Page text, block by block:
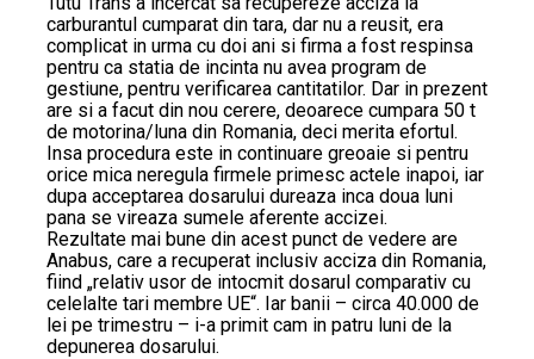
carburantul cumparat din tara, dar nu a reusit, era
complicat in urma cu doi ani si firma a fost respinsa
pentru ca statia de incinta nu avea program de
gestiune, pentru verificarea cantitatilor. Dar in prezent
are si a facut din nou cerere, deoarece cumpara 50 t
de motorina/luna din Romania, deci merita efortul.
Insa procedura este in continuare greoaie si pentru
orice mica neregula firmele primesc actele inapoi, iar
dupa acceptarea dosarului dureaza inca doua luni
pana se vireaza sumele aferente accizei.
Rezultate mai bune din acest punct de vedere are
Anabus, care a recuperat inclusiv acciza din Romania,
fiind „relativ usor de intocmit dosarul comparativ cu
celelalte tari membre UE“. Iar banii – circa 40.000 de
lei pe trimestru – i-a primit cam in patru luni de la
depunerea dosarului.